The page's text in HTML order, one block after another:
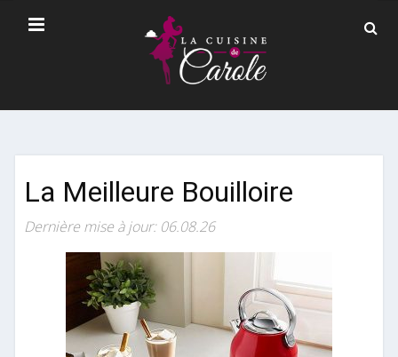
La Meilleure Bouilloire
Dernière mise à jour: 06.08.26